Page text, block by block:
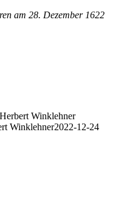
am 28. Dezember 1622
Herbert Winklehner
Winklehner2022-12-24